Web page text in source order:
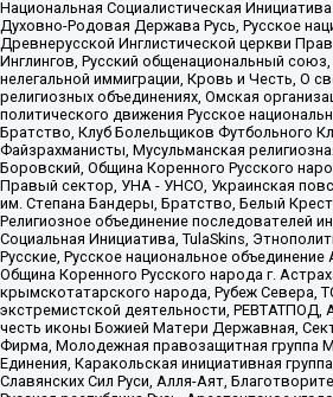
Национальная Социалистическая
Духовно-Родовая Держава Русь, Русское
Древнерусской Инглистической церкви
Инглингов, Русский общенациональный
нелегальной иммиграции, Кровь и Честь, О
религиозных объединениях, Омская
политического движения Русское
Братство, Клуб Болельщиков Футбольного
Файзрахманисты, Мусульманская
Боровский, Община Коренного Русского
Правый сектор, УНА - УНСО, Украинская
им. Степана Бандеры, Братство, Белый
Религиозное объединение последователей
Социальная Инициатива, TulaSkins,
Русские, Русское национальное
Община Коренного Русского народа г.
крымскотатарского народа, Рубеж Севера,
экстремистской деятельности, РЕВТАТПОД,
честь иконы Божией Матери Державная,
Фирма, Молодежная правозащитная группа
Единения, Каракольская инициативная
Славянских Сил Руси, Алля-Аят,